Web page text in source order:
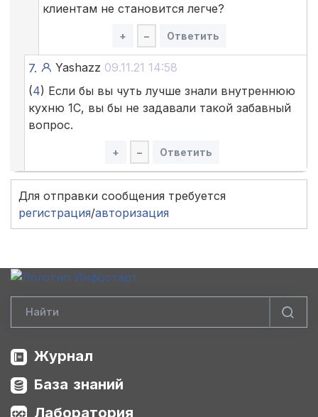
клиентам не становится легче?
+ – Ответить
7. Yashazz 09.11.21 14:58
(4) Если бы вы чуть лучше знали внутреннюю
кухню 1С, вы бы не задавали такой забавный
вопрос.
+ – Ответить
Для отправки сообщения требуется
регистрация/авторизация
Журнал
База знаний
Лаборатория